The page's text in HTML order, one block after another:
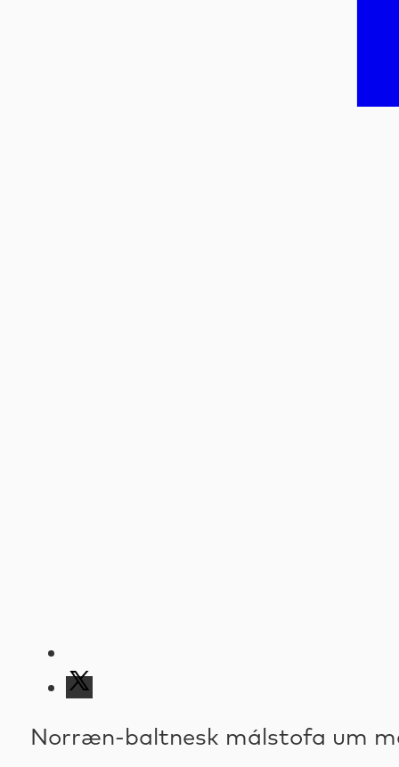
Norræn-baltnesk málstofa um